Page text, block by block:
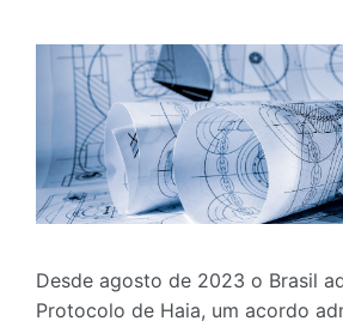
Desde agosto de 2023 o Brasil
Protocolo de Haia, um acordo